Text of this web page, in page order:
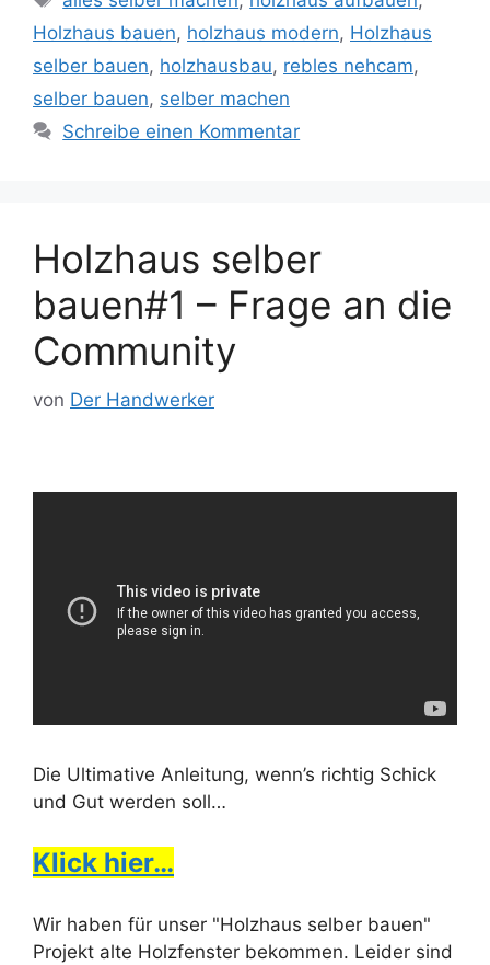
Holzhaus bauen, holzhaus modern, Holzhaus
selber bauen, holzhausbau, rebles nehcam,
selber bauen, selber machen
Schreibe einen Kommentar
Holzhaus selber
bauen#1 – Frage an die
Community
von Der Handwerker
Die Ultimative Anleitung, wenn’s richtig Schick
und Gut werden soll…
Klick hier…
Wir haben für unser "Holzhaus selber bauen"
Projekt alte Holzfenster bekommen. Leider sind